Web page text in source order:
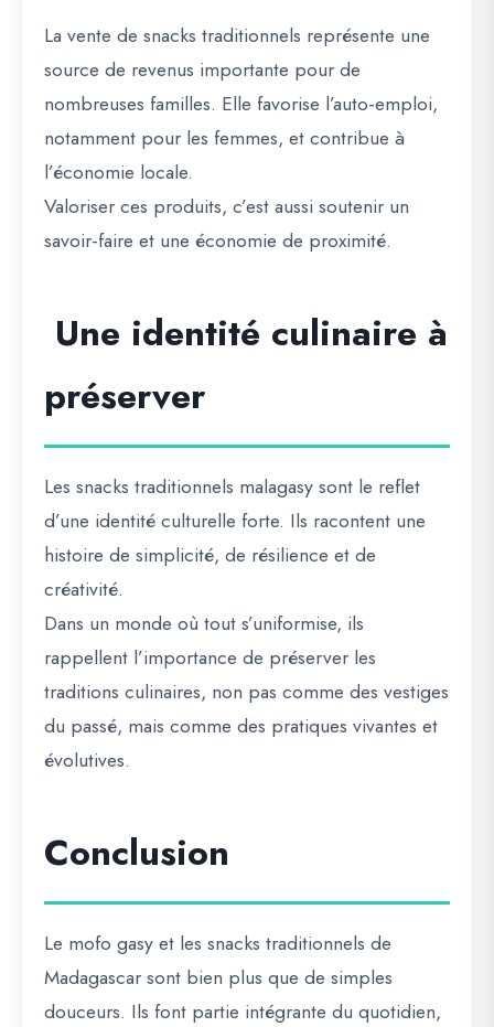
La vente de snacks traditionnels représente une
source de revenus importante pour de
nombreuses familles. Elle favorise l’auto-emploi,
notamment pour les femmes, et contribue à
l’économie locale.
Valoriser ces produits, c’est aussi soutenir un
savoir-faire et une économie de proximité.
Une identité culinaire à
préserver
Les snacks traditionnels malagasy sont le reflet
d’une identité culturelle forte. Ils racontent une
histoire de simplicité, de résilience et de
créativité.
Dans un monde où tout s’uniformise, ils
rappellent l’importance de préserver les
traditions culinaires, non pas comme des vestiges
du passé, mais comme des pratiques vivantes et
évolutives.
Conclusion
Le mofo gasy et les snacks traditionnels de
Madagascar sont bien plus que de simples
douceurs. Ils font partie intégrante du quotidien,